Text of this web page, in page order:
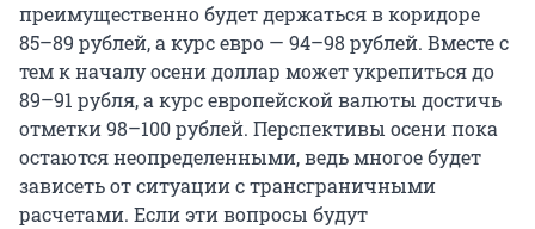
преимущественно будет держаться в коридоре
85–89 рублей, а курс евро — 94–98 рублей. Вместе с
тем к началу осени доллар может укрепиться до
89–91 рубля, а курс европейской валюты достичь
отметки 98–100 рублей. Перспективы осени пока
остаются неопределенными, ведь многое будет
зависеть от ситуации с трансграничными
расчетами. Если эти вопросы будут